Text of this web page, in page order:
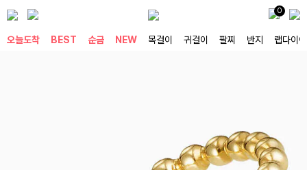
0
오늘도착 BEST 순금 NEW 목걸이 귀걸이 팔찌 반지 랩다이아